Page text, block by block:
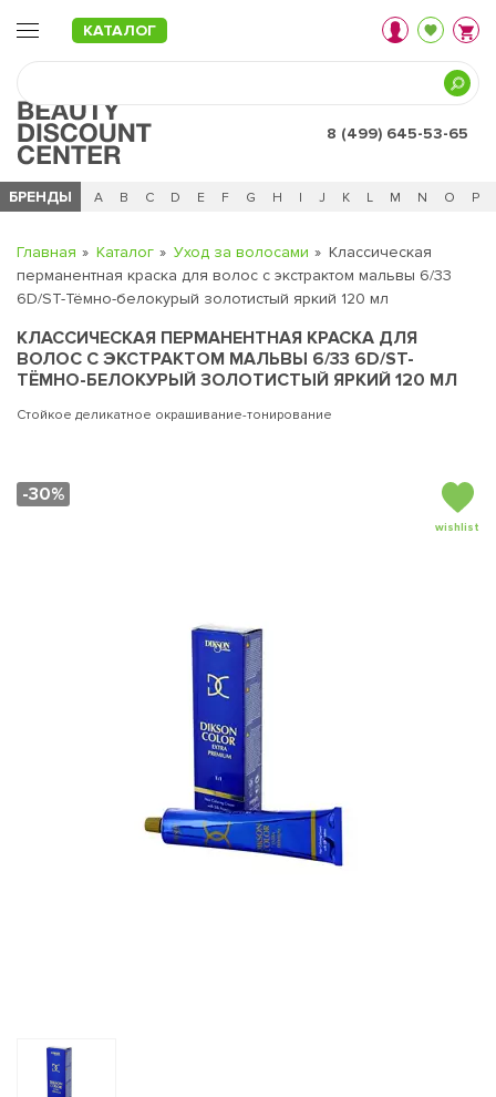
КАТАЛОГ
8 (499) 645-53-65
БРЕНДЫ
Ч 0 - 9 A B C D E F G H I J K L M N O P
Главная Каталог Уход за волосами
Классическая
перманентная краска для волос с экстрактом мальвы 6/33
6D/ST-Тёмно-белокурый золотистый яркий 120 мл
КЛАССИЧЕСКАЯ ПЕРМАНЕНТНАЯ КРАСКА ДЛЯ
ВОЛОС С ЭКСТРАКТОМ МАЛЬВЫ 6/33 6D/ST-
ТЁМНО-БЕЛОКУРЫЙ ЗОЛОТИСТЫЙ ЯРКИЙ 120 МЛ
Стойкое деликатное окрашивание-тонирование
-30%
wishlist